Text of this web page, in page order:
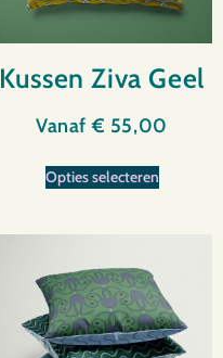
Kussen Ziva Geel
Vanaf€ 55,00
Opties selecteren